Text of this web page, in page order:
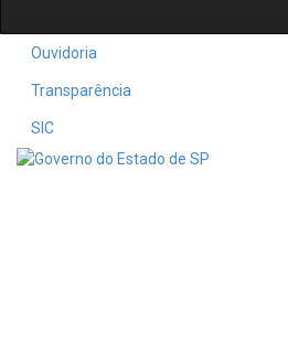
Ouvidoria
Transparência
SIC